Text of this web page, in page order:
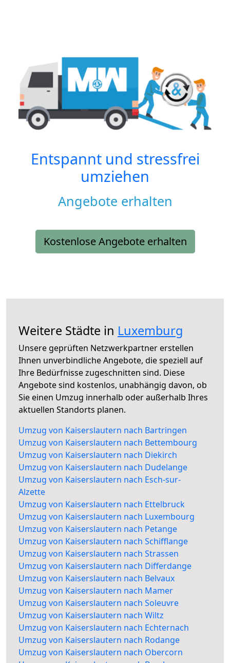
Entspannt und stressfrei
umziehen
Angebote erhalten
Kostenlose Angebote erhalten
Weitere Städte in Luxemburg
Unsere geprüften Netzwerkpartner erstellen
Ihnen unverbindliche Angebote, die speziell auf
Ihre Bedürfnisse zugeschnitten sind. Diese
Angebote sind kostenlos, unabhängig davon, ob
Sie einen Umzug innerhalb oder außerhalb Ihres
aktuellen Standorts planen.
Umzug von Kaiserslautern nach Bartringen
Umzug von Kaiserslautern nach Bettembourg
Umzug von Kaiserslautern nach Diekirch
Umzug von Kaiserslautern nach Dudelange
Umzug von Kaiserslautern nach Esch-sur-
Alzette
Umzug von Kaiserslautern nach Ettelbruck
Umzug von Kaiserslautern nach Luxembourg
Umzug von Kaiserslautern nach Petange
Umzug von Kaiserslautern nach Schifflange
Umzug von Kaiserslautern nach Strassen
Umzug von Kaiserslautern nach Differdange
Umzug von Kaiserslautern nach Belvaux
Umzug von Kaiserslautern nach Mamer
Umzug von Kaiserslautern nach Soleuvre
Umzug von Kaiserslautern nach Wiltz
Umzug von Kaiserslautern nach Echternach
Umzug von Kaiserslautern nach Rodange
Umzug von Kaiserslautern nach Obercorn